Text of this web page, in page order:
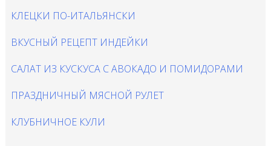
КЛЕЦКИ ПО-ИТАЛЬЯНСКИ
ВКУСНЫЙ РЕЦЕПТ ИНДЕЙКИ
САЛАТ ИЗ КУСКУСА С АВОКАДО И ПОМИДОРАМИ
ПРАЗДНИЧНЫЙ МЯСНОЙ РУЛЕТ
КЛУБНИЧНОЕ КУЛИ